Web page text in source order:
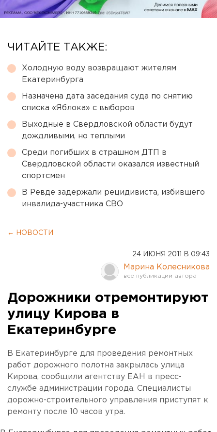
ЧИТАЙТЕ ТАКЖЕ:
Холодную воду возвращают жителям
Екатеринбурга
Назначена дата заседания суда по снятию
списка «Яблока» с выборов
Выходные в Свердловской области будут
дождливыми, но теплыми
Среди погибших в страшном ДТП в
Свердловской области оказался известный
спортсмен
В Ревде задержали рецидивиста, избившего
инвалида-участника СВО
← НОВОСТИ
24 ИЮНЯ 2011 В 09:43
Марина Колесникова
Дорожники отремонтируют
улицу Кирова в
Екатеринбурге
В Екатеринбурге для проведения ремонтных
работ дорожного полотна закрылась улица
Кирова, сообщили агентству ЕАН в пресс-
службе администрации города. Специалисты
дорожно-строительного управления приступят к
ремонту после 10 часов утра.